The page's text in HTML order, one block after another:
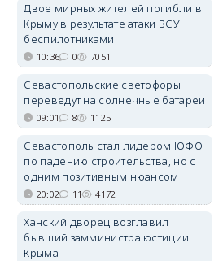
Двое мирных жителей погибли в
Крыму в результате атаки ВСУ
беспилотниками
10:36 0 7051
Севастопольские светофоры
переведут на солнечные батареи
09:01 8 1125
Севастополь стал лидером ЮФО
по падению строительства, но с
одним позитивным нюансом
20:02 11 4172
Ханский дворец возглавил
бывший замминистра юстиции
Крыма